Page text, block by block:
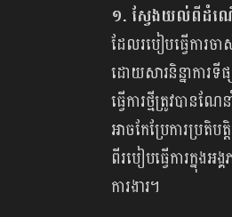
១. ស្វែងយល់ពីដំណ
ដែលរ​បៀបធ្វើការ
ដោយសារនិន្នាការទី
ធ្វើការថ្មីត្រូវបាន
អាចកែប្រែការប្រតិ
ពីរបៀបធ្វើការក្នុ
ការងារ។